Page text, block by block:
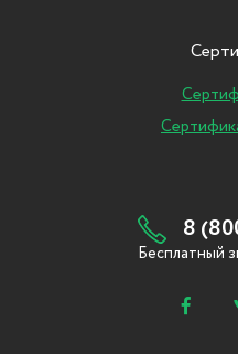
8
Бесплатный